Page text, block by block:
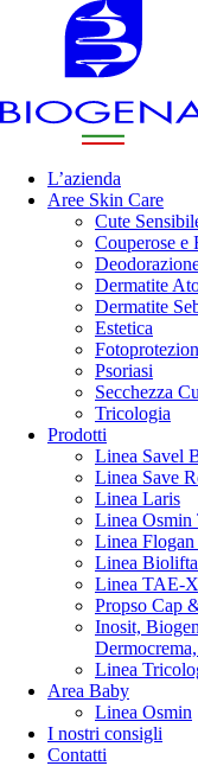
L’azienda
Aree Skin Care
Cute
Couperose e
Dermatite
Dermatite
Estetica
Psoriasi
Secchezza
Tricologia
Prodotti
Linea Savel
Linea Save
Linea Laris
Linea Osmin
Linea
Linea
Linea TAE-X
Propso Cap
Inosit,
Linea
Area Baby
Linea Osmin
I nostri consigli
Contatti